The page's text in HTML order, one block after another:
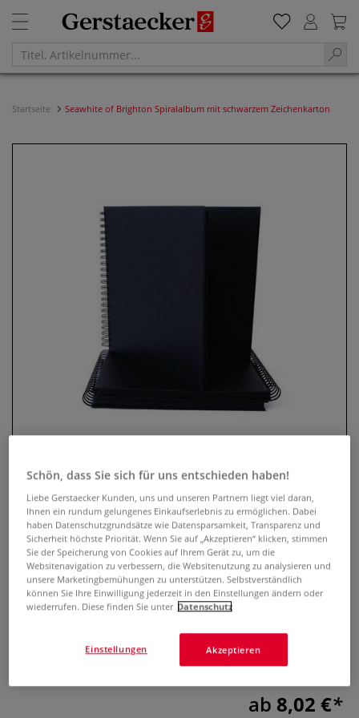
Startseite Seawhite of Brighton Spiralalbum mit schwarzem Zeichenkarton
Seawhite of Brighton Spiralalbum
mit schwarzem Zeichenkarton
0 Bewertungen
Perfekt für Präsentationen, Collagen und Fotoalben. Vegan,
nassfest und flach aufschlagbar.
Mehr
ab 8,02 €
Schön, dass Sie sich für uns entschieden haben!
Liebe Gerstaecker Kunden, uns und unseren Partnern liegt viel daran,
Ihnen ein rundum gelungenes Einkaufserlebnis zu ermöglichen. Dabei
haben Datenschutzgrundsätze wie Datensparsamkeit, Transparenz und
Sicherheit höchste Priorität. Wenn Sie auf „Akzeptieren“ klicken, stimmen
Sie der Speicherung von Cookies auf Ihrem Gerät zu, um die
Websitenavigation zu verbessern, die Websitenutzung zu analysieren und
unsere Marketingbemühungen zu unterstützen. Selbstverständlich
können Sie Ihre Einwilligung jederzeit in den Einstellungen ändern oder
wiederrufen. Diese finden Sie unter Datenschutz
Akzeptieren
Einstellungen